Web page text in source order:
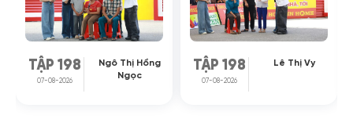
TẬP 198
07-08-2026
Ngô Thị Hồng
Ngọc
TẬP 198
07-08-2026
Lê Thị Vy